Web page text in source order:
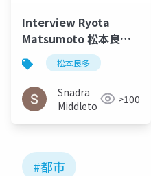
Interview Ryota
Matsumoto 松本良多 |
Faburry Gallery July
2016
松本良多
Snadra
Middleto
>100
#都市